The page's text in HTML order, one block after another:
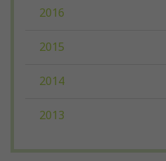
2016
2015
2014
2013